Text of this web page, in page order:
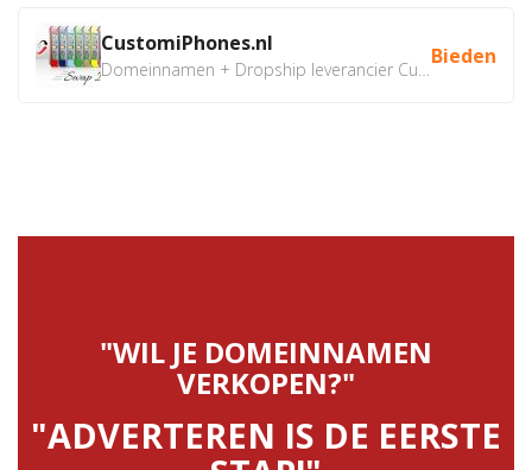
CustomiPhones.nl Bieden
"WIL JE DOMEINNAMEN
VERKOPEN?"
"ADVERTEREN IS DE EERSTE